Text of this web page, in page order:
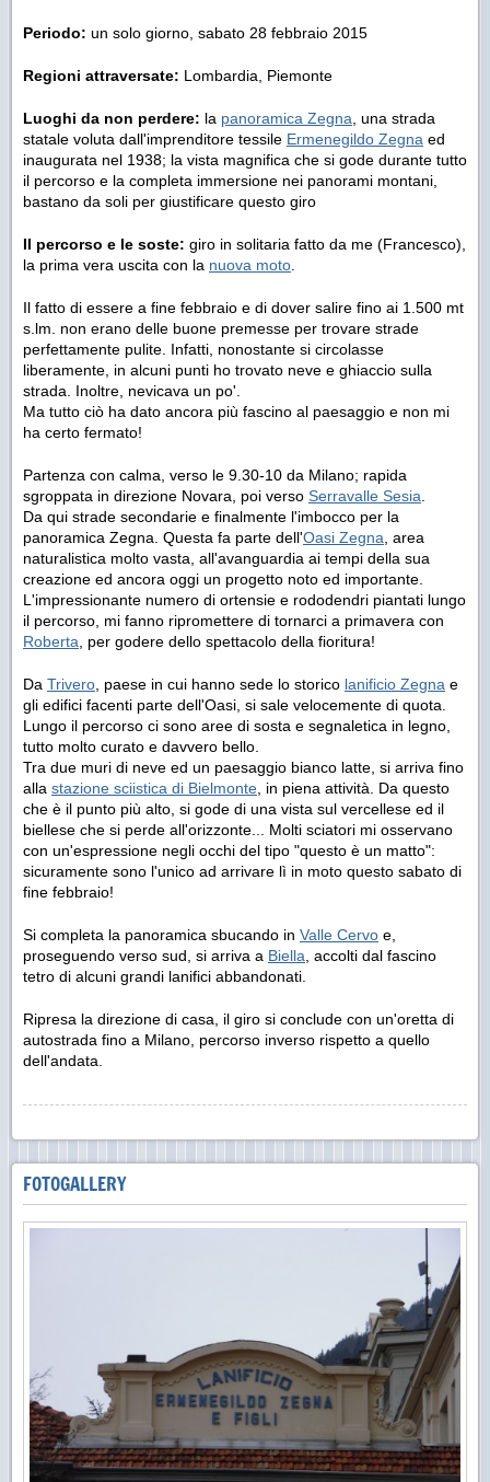
Periodo: un solo giorno, sabato 28 febbraio 2015
Regioni attraversate: Lombardia, Piemonte
Luoghi da non perdere: la panoramica Zegna , una strada
statale voluta dall'imprenditore tessile Ermenegildo Zegna ed
inaugurata nel 1938; la vista magnifica che si gode durante tutto
il percorso e la completa immersione nei panorami montani,
bastano da soli per giustificare questo giro
Il percorso e le soste: giro in solitaria fatto da me (Francesco),
la prima vera uscita con la nuova moto
Il fatto di essere a fine febbraio e di dover salire fino ai 1.500 mt
s.lm. non erano delle buone premesse per trovare strade
perfettamente pulite. Infatti, nonostante si circolasse
liberamente, in alcuni punti ho trovato neve e ghiaccio sulla
strada. Inoltre, nevicava un po'.
Ma tutto ciò ha dato ancora più fascino al paesaggio e non mi
ha certo fermato!
Partenza con calma, verso le 9.30-10 da Milano; rapida
sgroppata in direzione Novara, poi verso Serravalle Sesia
Da qui strade secondarie e finalmente l'imbocco per la
panoramica Zegna. Questa fa parte dell'Oasi Zegna , area
naturalistica molto vasta, all'avanguardia ai tempi della sua
creazione ed ancora oggi un progetto noto ed importante.
L'impressionante numero di ortensie e rododendri piantati lungo
il percorso, mi fanno ripromettere di tornarci a primavera con
Roberta , per godere dello spettacolo della fioritura!
Da Trivero , paese in cui hanno sede lo storico lanificio Zegna e
gli edifici facenti parte dell'Oasi, si sale velocemente di quota.
Lungo il percorso ci sono aree di sosta e segnaletica in legno,
tutto molto curato e davvero bello.
Tra due muri di neve ed un paesaggio bianco latte, si arriva fino
alla stazione sciistica di Bielmonte , in piena attività. Da questo
che è il punto più alto, si gode di una vista sul vercellese ed il
biellese che si perde all'orizzonte... Molti sciatori mi osservano
con un'espressione negli occhi del tipo "questo è un matto":
sicuramente sono l'unico ad arrivare lì in moto questo sabato di
fine febbraio!
Si completa la panoramica sbucando in Valle Cervo e,
proseguendo verso sud, si arriva a Biella , accolti dal fascino
tetro di alcuni grandi lanifici abbandonati.
Ripresa la direzione di casa, il giro si conclude con un'oretta di
autostrada fino a Milano, percorso inverso rispetto a quello
dell'andata.
FOTOGALLERY